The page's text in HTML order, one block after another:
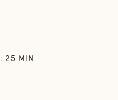
: 25 MIN